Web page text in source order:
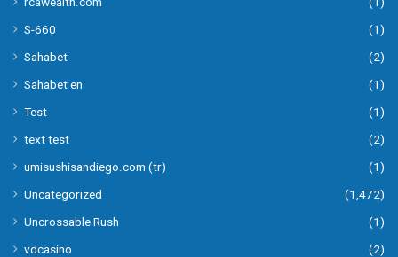
S-660
(1)
Sahabet
(2)
Sahabet en
(1)
Test
(1)
text test
(2)
umisushisandiego.com (tr)
(1)
Uncategorized
(1,472)
Uncrossable Rush
(1)
vdcasino
(2)